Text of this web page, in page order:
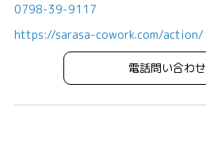
0798-39-9117
https://sarasa-cowork.com/action/
電話問い合わせ